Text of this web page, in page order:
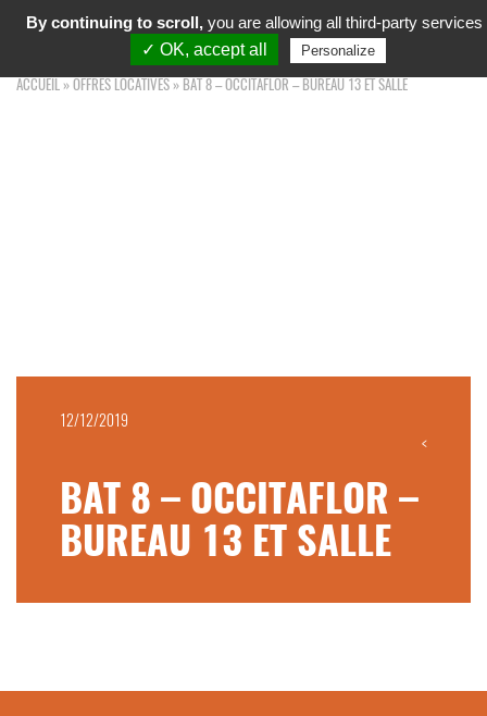
MARCHÉ D'INTÉRÊT NATIONAL
TOULOUSE OCCITANIE
ACCUEIL»OFFRES LOCATIVES»BAT 8 – OCCITAFLOR – BUREAU 13 ET SALLE
12/12/2019
<
BAT 8 – OCCITAFLOR –
BUREAU 13 ET SALLE
By continuing to scroll, you are allowing all third-party services
✓ OK, accept all
Personalize